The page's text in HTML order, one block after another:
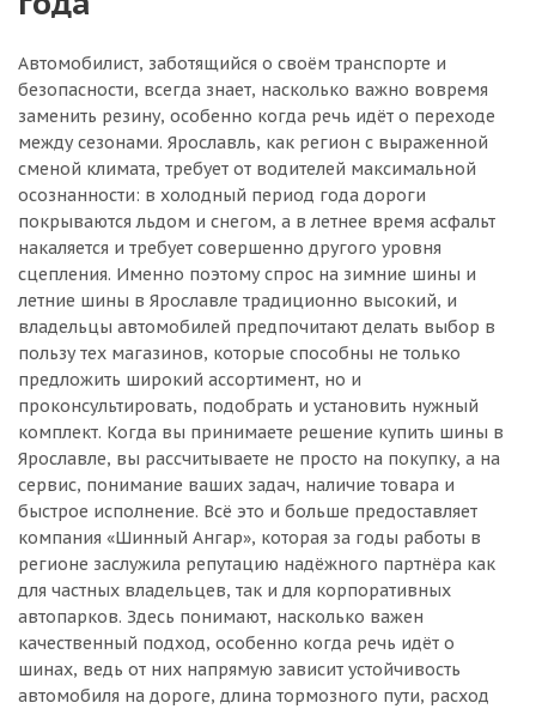
Автомобилист, заботящийся о своём транспорте и
безопасности, всегда знает, насколько важно вовремя
заменить резину, особенно когда речь идёт о переходе
между сезонами. Ярославль, как регион с выраженной
сменой климата, требует от водителей максимальной
осознанности: в холодный период года дороги
покрываются льдом и снегом, а в летнее время асфальт
накаляется и требует совершенно другого уровня
сцепления. Именно поэтому спрос на зимние шины и
летние шины в Ярославле традиционно высокий, и
владельцы автомобилей предпочитают делать выбор в
пользу тех магазинов, которые способны не только
предложить широкий ассортимент, но и
проконсультировать, подобрать и установить нужный
комплект. Когда вы принимаете решение купить шины в
Ярославле, вы рассчитываете не просто на покупку, а на
сервис, понимание ваших задач, наличие товара и
быстрое исполнение. Всё это и больше предоставляет
компания «Шинный Ангар», которая за годы работы в
регионе заслужила репутацию надёжного партнёра как
для частных владельцев, так и для корпоративных
автопарков. Здесь понимают, насколько важен
качественный подход, особенно когда речь идёт о
шинах, ведь от них напрямую зависит устойчивость
автомобиля на дороге, длина тормозного пути, расход